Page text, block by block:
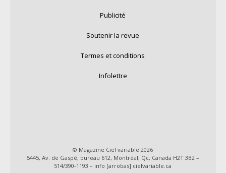
Publicité
Soutenir la revue
Termes et conditions
Infolettre
© Magazine Ciel variable 2026
5445, Av. de Gaspé, bureau 612, Montréal, Qc, Canada H2T 3B2 –
514/390-1193 – info [arrobas] cielvariable.ca